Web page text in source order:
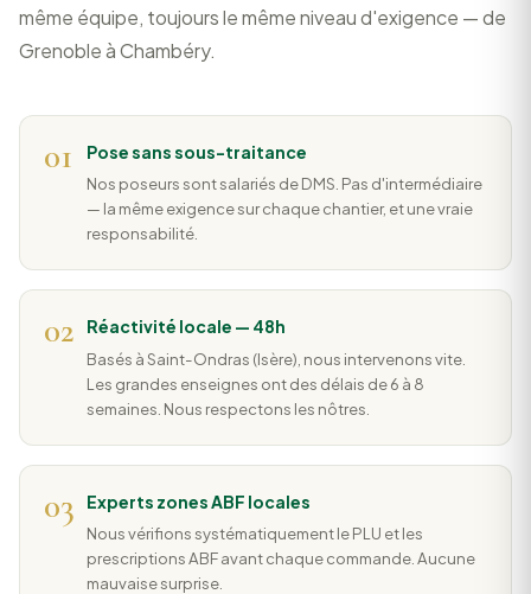
même équipe, toujours le même niveau d'exigence — de
Grenoble à Chambéry.
01
Pose sans sous-traitance
Nos poseurs sont salariés de DMS. Pas d'intermédiaire
— la même exigence sur chaque chantier, et une vraie
responsabilité.
02
Réactivité locale — 48h
Basés à Saint-Ondras (Isère), nous intervenons vite.
Les grandes enseignes ont des délais de 6 à 8
semaines. Nous respectons les nôtres.
03
Experts zones ABF locales
Nous vérifions systématiquement le PLU et les
prescriptions ABF avant chaque commande. Aucune
mauvaise surprise.